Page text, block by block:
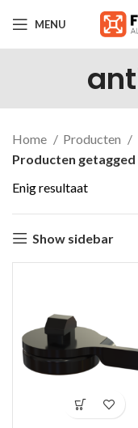
MENU
Home
Producten
Producten getagged
Enig resultaat
Show sidebar